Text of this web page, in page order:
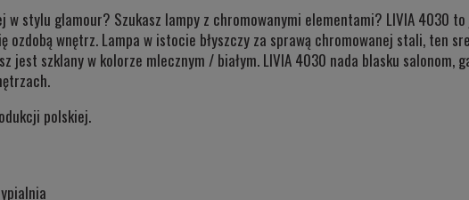
w stylu glamour? Szukasz lampy z chromowanymi elementami? LIVIA 4030 to
wnętrz. Lampa w istocie błyszczy za sprawą chromowanej stali, ten
jest szklany w kolorze mlecznym / białym. LIVIA 4030 nada blasku salonom,
polskiej.